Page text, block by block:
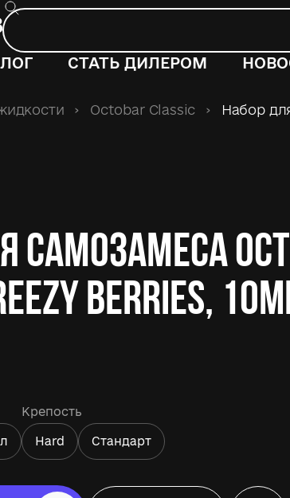
СТАТЬ ДИЛЕРОМ
› Octobar Classic › Набор
самозамеса
Berries,
Крепость
Hard Стандарт